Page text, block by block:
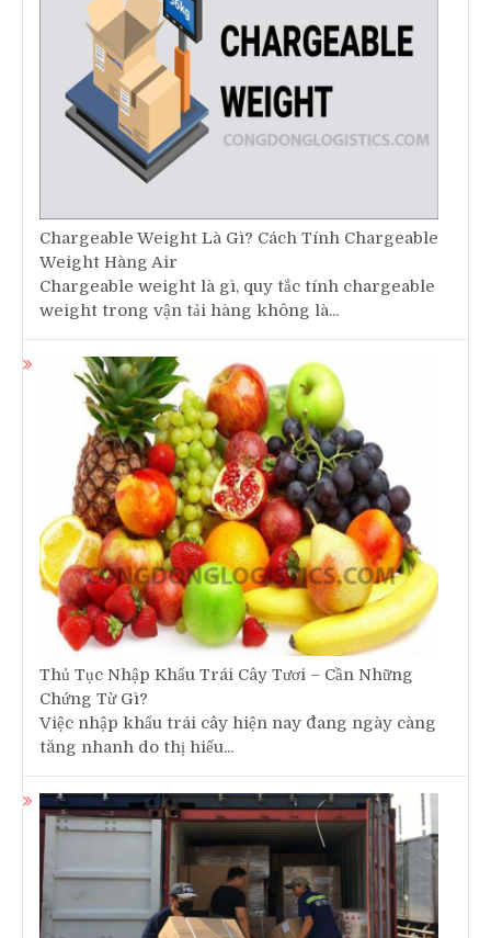
Chargeable Weight Là Gì? Cách Tính Chargeable
Weight Hàng Air
Chargeable weight là gì, quy tắc tính chargeable
weight trong vận tải hàng không là...
Thủ Tục Nhập Khẩu Trái Cây Tươi – Cần Những
Chứng Từ Gì?
Việc nhập khẩu trái cây hiện nay đang ngày càng
tăng nhanh do thị hiếu...